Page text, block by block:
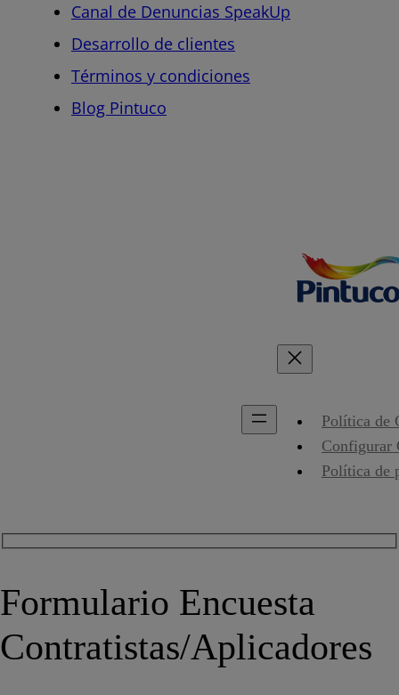
Canal de Denuncias SpeakUp
Desarrollo de clientes
Términos y condiciones
Blog Pintuco
Política de
Configurar
Política de
Formulario Encuesta
Contratistas/Aplicadores